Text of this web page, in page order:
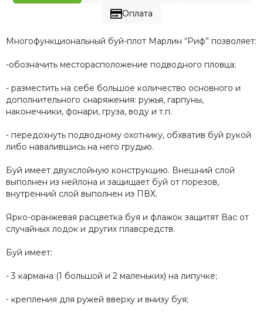
Оплата
Многофункциональный буй-плот Марлин “Риф” позволяет:
-обозначить месторасположение подводного пловца;
- разместить на себе большое количество основного и
дополнительного снаряжения: ружья, гарпуны,
наконечники, фонари, груза, воду и т.п.
- передохнуть подводному охотнику, обхватив буй рукой
либо навалившись на него грудью.
Буй имеет двухслойную конструкцию. Внешний слой
выполнен из нейлона и защищает буй от порезов,
внутренний слой выполнен из ПВХ.
Ярко-оранжевая расцветка буя и флажок защитят Вас от
случайных лодок и других плавсредств.
Буй имеет:
- 3 кармана (1 большой и 2 маленьких) на липучке;
- крепления для ружей вверху и внизу буя;